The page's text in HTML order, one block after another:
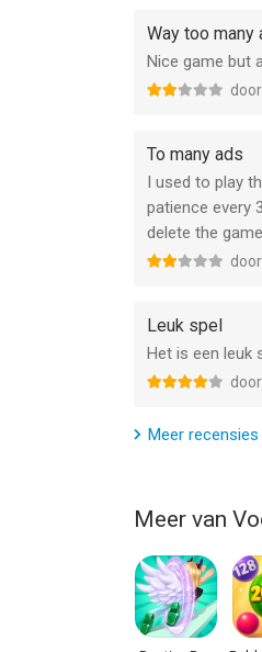
Way too many
Nice game but
To many ads
I used to play
patience every
delete the
Leuk spel
Het is een leuk
Meer recensies
Meer van